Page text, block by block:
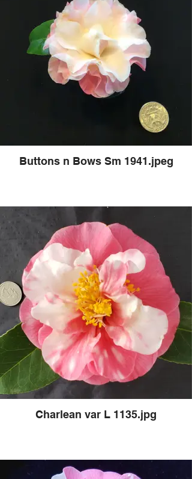
Buttons n Bows Sm 1941.jpeg
Charlean var L 1135.jpg